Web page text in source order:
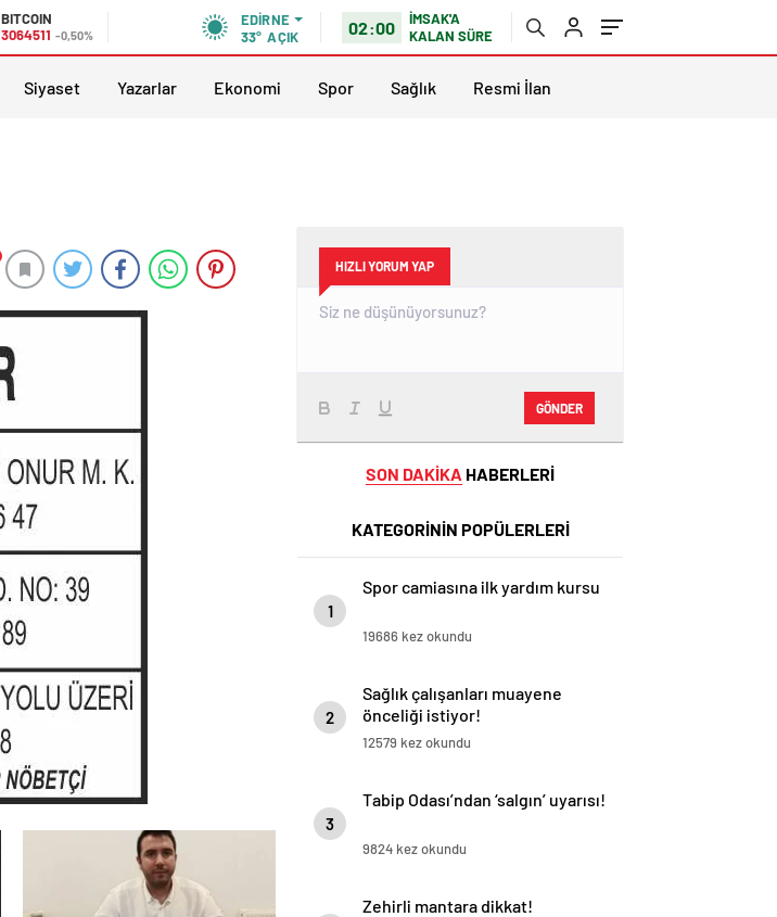
BITCOIN
3064511 -0,50%
EDIRNE
33° AÇIK 02:00
İMSAK'A
KALAN SÜRE
Siyaset Yazarlar Ekonomi Spor Sağlık Resmi İlan
HIZLI YORUM YAP
GÖNDER
SON DAKİKA HABERLERİ
KATEGORİNİN POPÜLERLERİ
1
Spor camiasına ilk yardım kursu
19686 kez okundu
2
Sağlık çalışanları muayene
önceliği istiyor!
12579 kez okundu
3
Tabip Odası’ndan ‘salgın’ uyarısı!
9824 kez okundu
Zehirli mantara dikkat!